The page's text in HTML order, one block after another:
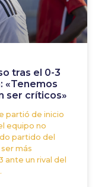
tras el 0-3
«Tenemos
ser críticos»
partió de inicio
equipo no
partido del
más
ante un rival del